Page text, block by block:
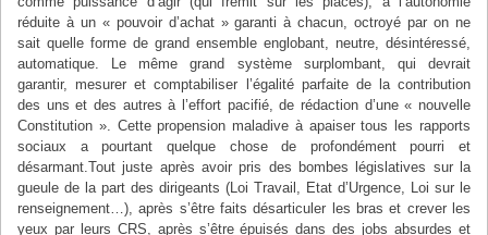
réduite à un « pouvoir d’achat » garanti à chacun, octroyé par on ne
sait quelle forme de grand ensemble englobant, neutre, désintéressé,
automatique. Le même grand système surplombant, qui devrait
garantir, mesurer et comptabiliser l’égalité parfaite de la contribution
des uns et des autres à l’effort pacifié, de rédaction d’une « nouvelle
Constitution ». Cette propension maladive à apaiser tous les rapports
sociaux a pourtant quelque chose de profondément pourri et
désarmant.Tout juste après avoir pris des bombes législatives sur la
gueule de la part des dirigeants (Loi Travail, Etat d’Urgence, Loi sur le
renseignement…), après s’être faits désarticuler les bras et crever les
yeux par leurs CRS, après s’être épuisés dans des jobs absurdes et